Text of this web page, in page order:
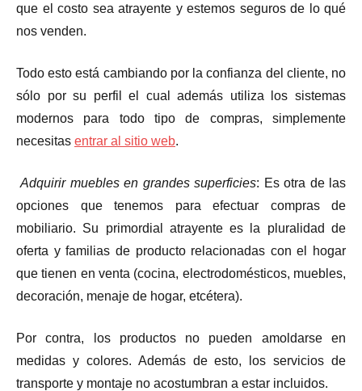
que el costo sea atrayente y estemos seguros de lo qué
nos venden.
Todo esto está cambiando por la confianza del cliente, no
sólo por su perfil el cual además utiliza los sistemas
modernos para todo tipo de compras, simplemente
necesitas entrar al sitio web.
Adquirir muebles en grandes superficies: Es otra de las
opciones que tenemos para efectuar compras de
mobiliario. Su primordial atrayente es la pluralidad de
oferta y familias de producto relacionadas con el hogar
que tienen en venta (cocina, electrodomésticos, muebles,
decoración, menaje de hogar, etcétera).
Por contra, los productos no pueden amoldarse en
medidas y colores. Además de esto, los servicios de
transporte y montaje no acostumbran a estar incluidos.